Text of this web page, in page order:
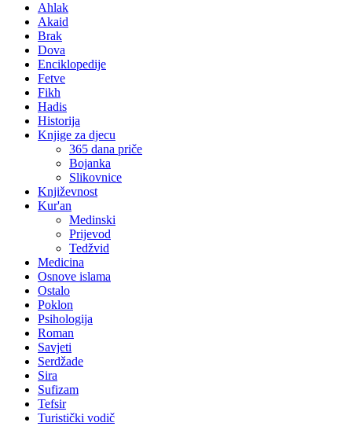
Ahlak
Akaid
Brak
Dova
Enciklopedije
Fetve
Fikh
Hadis
Historija
Knjige za djecu
365 dana priče
Bojanka
Slikovnice
Književnost
Kur'an
Medinski
Prijevod
Tedžvid
Medicina
Osnove islama
Ostalo
Poklon
Psihologija
Roman
Savjeti
Serdžade
Sira
Sufizam
Tefsir
Turistički vodič